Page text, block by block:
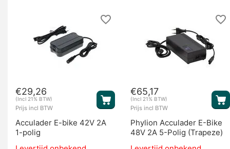
€29,26
(Incl 21% BTW)
Prijs incl BTW
Acculader E-bike 42V 2A
1-polig
€65,17
(Incl 21% BTW)
Prijs incl BTW
Phylion Acculader E-Bike
48V 2A 5-Polig (Trapeze)